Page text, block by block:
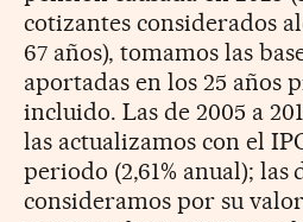
cotizantes considerados
67 años), tomamos las
aportadas en los 25 años
incluido. Las de 2005 a
las actualizamos con el
periodo (2,61% anual); las
consideramos por su